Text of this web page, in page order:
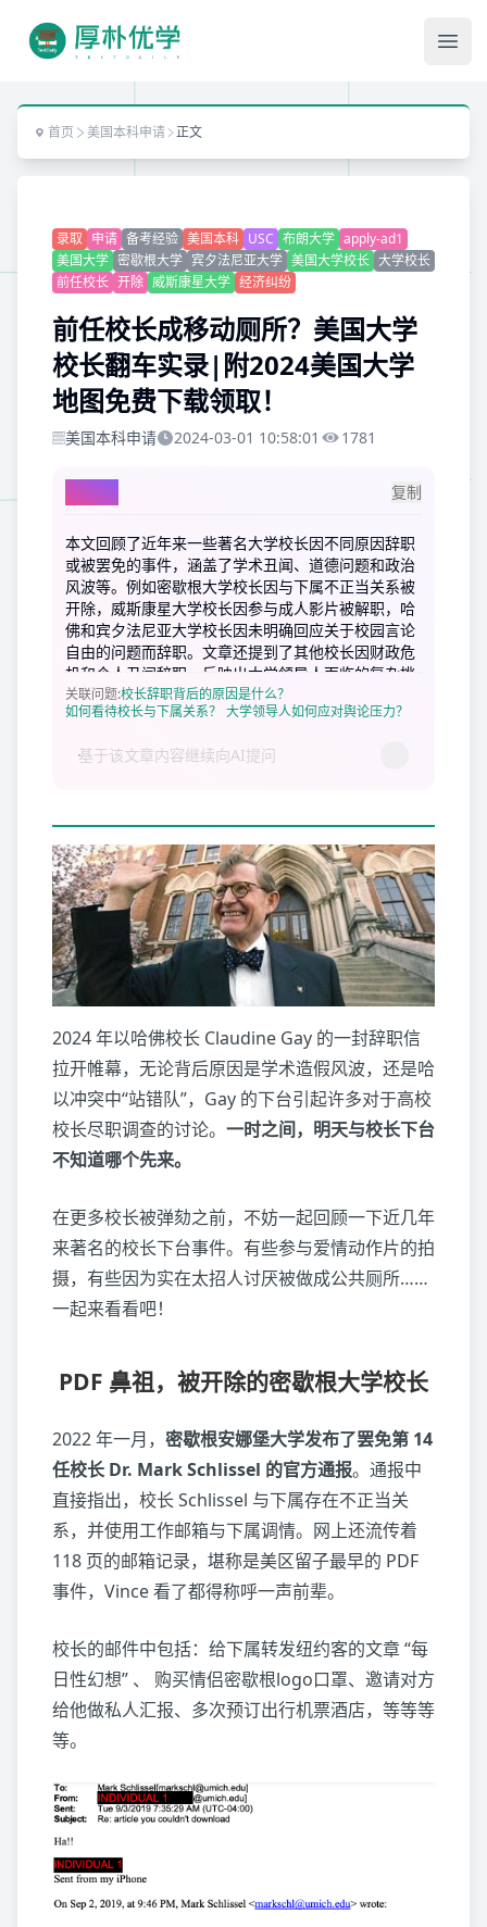
首页 美国本科申请 正文
录取 申请 备考经验 美国本科 USC 布朗大学 apply-ad1
美国大学 密歇根大学 宾夕法尼亚大学 美国大学校长 大学校长
前任校长 开除 威斯康星大学 经济纠纷
前任校长成移动厕所？美国大学
校长翻车实录|附2024美国大学
地图免费下载领取！
美国本科申请 2024-03-01 10:58:01 1781
AI总结 复制
本文回顾了近年来一些著名大学校长因不同原因辞职
或被罢免的事件，涵盖了学术丑闻、道德问题和政治
风波等。例如密歇根大学校长因与下属不正当关系被
开除，威斯康星大学校长因参与成人影片被解职，哈
佛和宾夕法尼亚大学校长因未明确回应关于校园言论
自由的问题而辞职。文章还提到了其他校长因财政危
机和个人丑闻辞职，反映出大学领导人面临的复杂挑
战。
关联问题:校长辞职背后的原因是什么？
如何看待校长与下属关系？ 大学领导人如何应对舆论压力？
2024 年以哈佛校长 Claudine Gay 的一封辞职信
拉开帷幕，无论背后原因是学术造假风波，还是哈
以冲突中“站错队”，Gay 的下台引起许多对于高校
校长尽职调查的讨论。 一时之间，明天与校长下台
不知道哪个先来。
在更多校长被弹劾之前，不妨一起回顾一下近几年
来著名的校长下台事件。有些参与爱情动作片的拍
摄，有些因为实在太招人讨厌被做成公共厕所……
一起来看看吧！
PDF 鼻祖，被开除的密歇根大学校长
2022 年一月， 密歇根安娜堡大学发布了罢免第 14
任校长 Dr. Mark Schlissel 的官方通报。通报中
直接指出，校长 Schlissel 与下属存在不正当关
系，并使用工作邮箱与下属调情。网上还流传着
118 页的邮箱记录，堪称是美区留子最早的 PDF
事件，Vince 看了都得称呼一声前辈。
校长的邮件中包括：给下属转发纽约客的文章 “每
日性幻想” 、 购买情侣密歇根logo口罩、邀请对方
给他做私人汇报、多次预订出行机票酒店，等等等
等。